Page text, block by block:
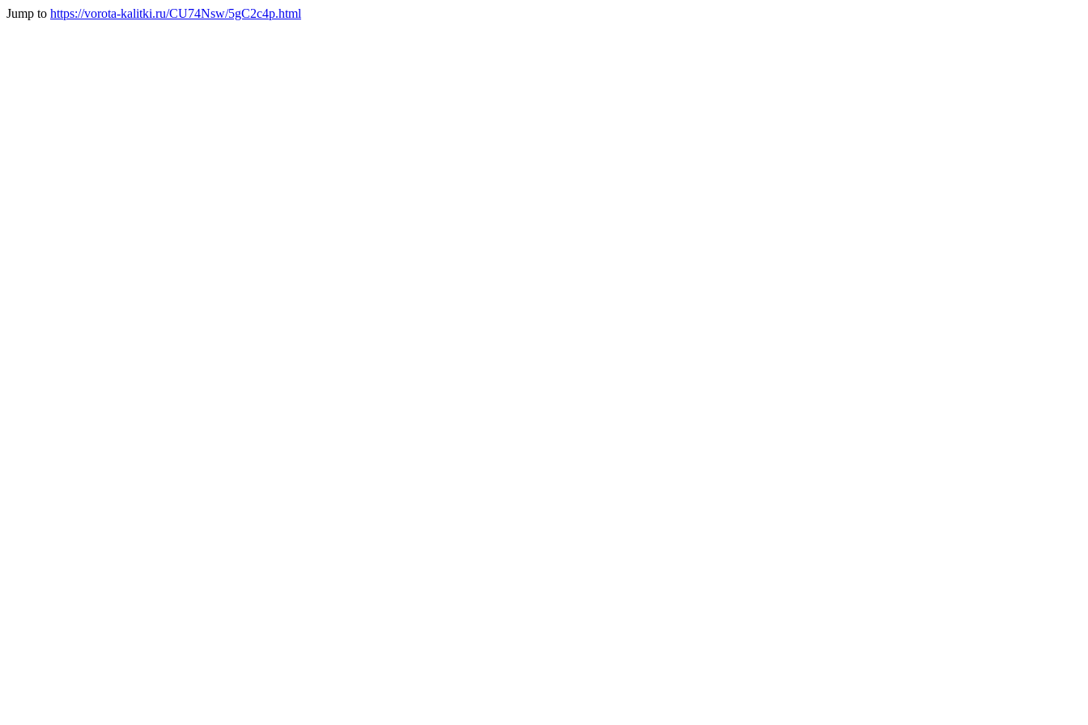
Jump to https://vorota-kalitki.ru/CU74Nsw/5gC2c4p.html